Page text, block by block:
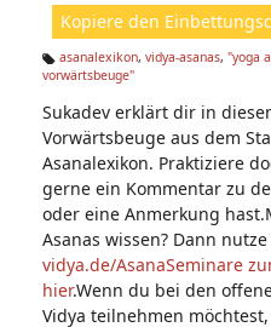
Kopiere den
Ta
s:
asanalexikon, vidya-asanas, "yoga
vorwärtsbeuge"
Sukadev erklärt dir in
Vorwärtsbeuge aus dem
Asanalexikon. Praktiziere
gerne ein Kommentar zu
oder eine Anmerkung
Asanas wissen? Dann
vidya.de/AsanaSeminare
hier.Wenn du bei den
Vidya teilnehmen